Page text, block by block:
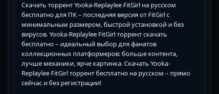
Скачать торрент Yooka-Replaylee FitGirl на русском
бесплатно для ПК – последняя версия от FitGirl с
минимальным размером, быстрой установкой и без
вирусов. Yooka-Replaylee FitGirl торрент скачать
бесплатно – идеальный выбор для фанатов
коллекционных платформеров: больше контента,
лучше механики, ярче картинка. Скачать Yooka-
Replaylee FitGirl торрент бесплатно на русском – прямо
сейчас и без регистрации!